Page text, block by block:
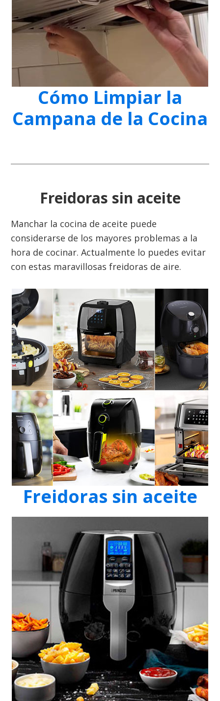
Cómo Limpiar la
Campana de la Cocina
Freidoras sin aceite
Manchar la cocina de aceite puede
considerarse de los mayores problemas a la
hora de cocinar. Actualmente lo puedes evitar
con estas maravillosas freidoras de aire.
Freidoras sin aceite